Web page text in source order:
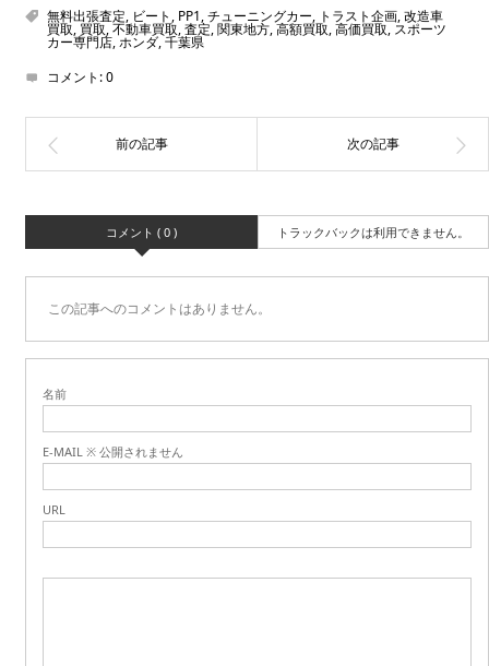
無料出張査定, ビート , PP1,チューニングカー, トラスト企画,改造車
買取, 買取,不動車買取,査定,関東地方,高額買取,高価買取, スポーツ
カー専門店,ホンダ,千葉県
コメント:0
コメント ( 0 ) トラックバックは利用できません。
この記事へのコメントはありません。
名前
E-MAIL ※ 公開されません
URL